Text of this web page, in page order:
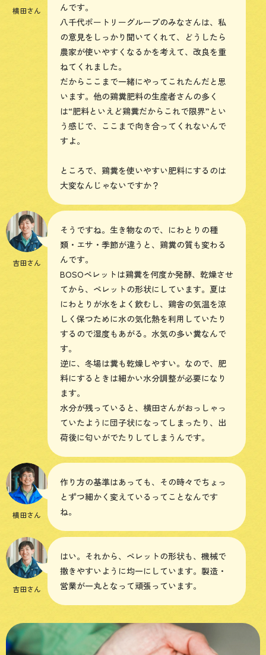
横田さん
んです。
八千代ポートリーグループのみなさんは、私
の意見をしっかり聞いてくれて、どうしたら
農家が使いやすくなるかを考えて、改良を重
ねてくれました。
だからここまで一緒にやってこれたんだと思
います。他の鶏糞肥料の生産者さんの多く
は“肥料といえど鶏糞だからこれで限界”とい
う感じで、ここまで向き合ってくれないんで
すよ。
ところで、鶏糞を使いやすい肥料にするのは
大変なんじゃないですか？
吉田さん
そうですね。生き物なので、にわとりの種
類・エサ・季節が違うと、鶏糞の質も変わる
んです。
BOSOペレットは鶏糞を何度か発酵、乾燥させ
てから、ペレットの形状にしています。夏は
にわとりが水をよく飲むし、鶏舎の気温を涼
しく保つために水の気化熱を利用していたり
するので湿度もあがる。水気の多い糞なんで
す。
逆に、冬場は糞も乾燥しやすい。なので、肥
料にするときは細かい水分調整が必要になり
ます。
水分が残っていると、横田さんがおっしゃっ
ていたように団子状になってしまったり、出
荷後に匂いがでたりしてしまうんです。
横田さん
作り方の基準はあっても、その時々でちょっ
とずつ細かく変えているってことなんです
ね。
吉田さん
はい。それから、ペレットの形状も、機械で
撒きやすいように均一にしています。製造・
営業が一丸となって頑張っています。